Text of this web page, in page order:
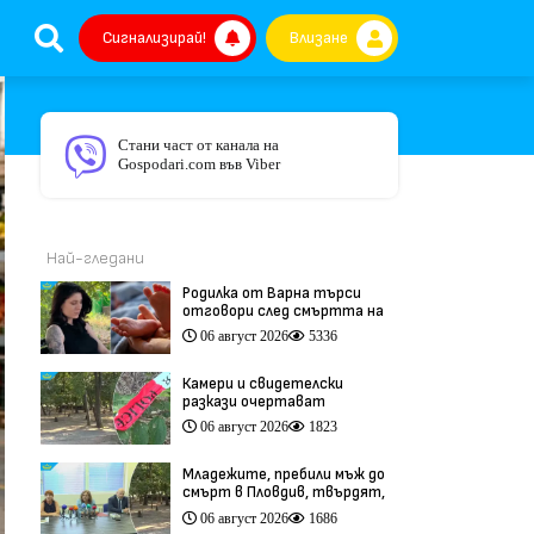
Сигнализирай! Влизане
Стани част от канала на
Gospodari.com във Viber
Най-гледани
Родилка от Варна търси
отговори след смъртта на
бебето ѝ дни преди секцио
(видео)
06 август 2026 5336
Камери и свидетелски
разкази очертават
хронологията на фаталния
побой край Младежкия хълм
06 август 2026 1823
Младежите, пребили мъж до
смърт в Пловдив, твърдят,
че са „ловци на педофили”
(видео)
06 август 2026 1686